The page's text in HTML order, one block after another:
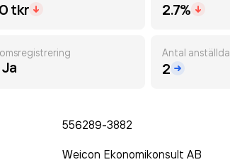
tkr 2.7%
Ja
Antal anställda
2
556289-3882
Weicon Ekonomikonsult AB